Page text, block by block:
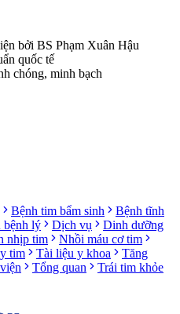
bởi BS Phạm Xuân Hậu
quốc tế
chóng, minh bạch
Bệnh tim bẩm sinh
Bệnh tĩnh
bệnh lý Dịch vụ
Dinh dưỡng
nhịp tim
Nhồi máu cơ tim
tim Tài liệu y khoa
Tăng
Tổng quan
Trái tim khỏe